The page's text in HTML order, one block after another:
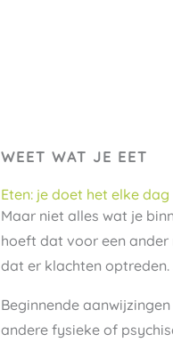
WEET WAT JE EET
Eten: je doet het elke dag
Maar niet alles wat je
hoeft dat voor een
dat er klachten
Beginnende
andere fysieke of